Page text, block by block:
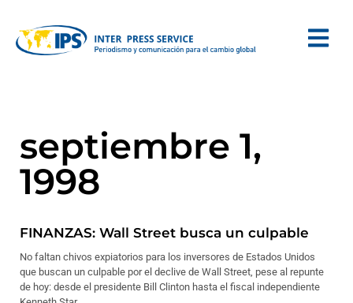
septiembre 1,
1998
FINANZAS: Wall Street busca un culpable
No faltan chivos expiatorios para los inversores de Estados Unidos
que buscan un culpable por el declive de Wall Street, pese al repunte
de hoy: desde el presidente Bill Clinton hasta el fiscal independiente